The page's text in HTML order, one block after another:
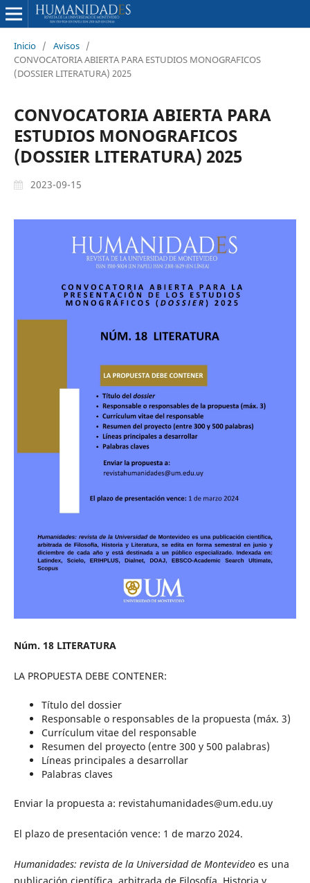
Inicio / Avisos /
CONVOCATORIA ABIERTA PARA ESTUDIOS MONOGRAFICOS
(DOSSIER LITERATURA) 2025
CONVOCATORIA ABIERTA PARA
ESTUDIOS MONOGRAFICOS
(DOSSIER LITERATURA) 2025
2023-09-15
Núm. 18 LITERATURA
LA PROPUESTA DEBE CONTENER:
Título del dossier
Responsable o responsables de la propuesta (máx. 3)
Currículum vitae del responsable
Resumen del proyecto (entre 300 y 500 palabras)
Líneas principales a desarrollar
Palabras claves
Enviar la propuesta a: revistahumanidades@um.edu.uy
El plazo de presentación vence: 1 de marzo 2024.
Humanidades: revista de la Universidad de Montevideoes una